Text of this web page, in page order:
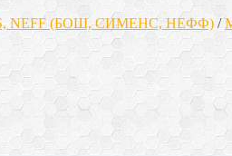
NEFF (БОШ, СИМЕНС, НЕФФ) /